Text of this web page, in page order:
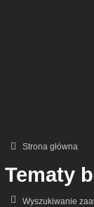
Strona główna
Tematy
Wyszukiwanie